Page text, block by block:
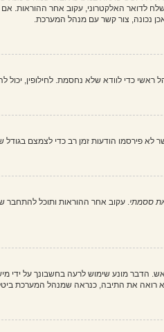
האלקטרוני, עקוב אחר ההוראות.
נכונה, צור קשר עם מנהל המערכת.
הודעות זמן רב כדי לצמצם בגודל
ססמתי. עקוב אחר ההוראות ותוכל להתחבר
הדבר מונע שימוש לרעה בחשבונך על
רואה את התיבה, כנראה שמנהל המערכת